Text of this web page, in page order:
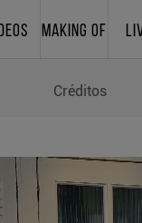
MAKING OF
Créditos